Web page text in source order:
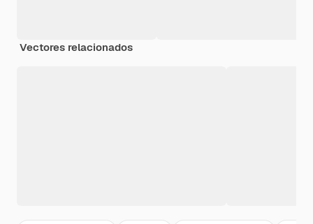
Vectores relacionados